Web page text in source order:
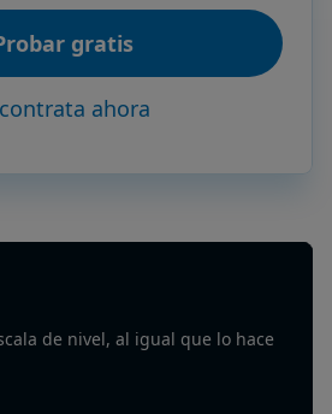
gratis
ahora
de nivel, al igual que lo hace